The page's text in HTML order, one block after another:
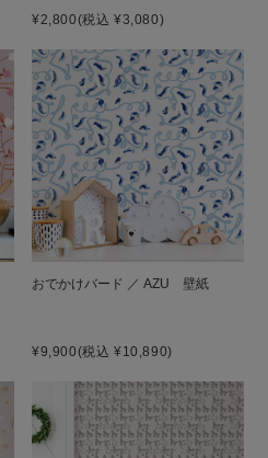
¥2,800(税込 ¥3,080)
おでかけバード ／ AZU 壁紙
¥9,900(税込 ¥10,890)